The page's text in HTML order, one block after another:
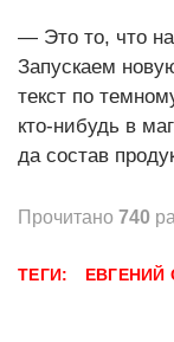
— Это то, что
Запускаем
текст по
кто-нибудь в
да состав
Прочитано 740
ТЕГИ: ЕВГЕНИЙ